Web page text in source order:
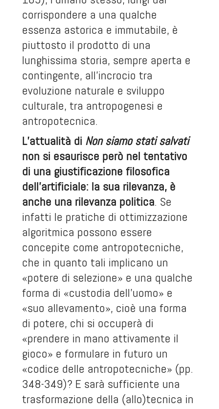
corrispondere a una qualche
essenza astorica e immutabile, è
piuttosto il prodotto di una
lunghissima storia, sempre aperta e
contingente, all’incrocio tra
evoluzione naturale e sviluppo
culturale, tra antropogenesi e
antropotecnica.
L’attualità di Non siamo stati salvati
non si esaurisce però nel tentativo
di una giustificazione filosofica
dell’artificiale: la sua rilevanza, è
anche una rilevanza politica. Se
infatti le pratiche di ottimizzazione
algoritmica possono essere
concepite come antropotecniche,
che in quanto tali implicano un
«potere di selezione» e una qualche
forma di «custodia dell’uomo» e
«suo allevamento», cioè una forma
di potere, chi si occuperà di
«prendere in mano attivamente il
gioco» e formulare in futuro un
«codice delle antropotecniche» (pp.
348-349)? E sarà sufficiente una
trasformazione della (allo)tecnica in